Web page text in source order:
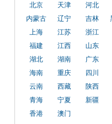
北京
天津 河北
内蒙古
辽宁 吉林
上海
江苏 浙江
福建
江西 山东
湖北
湖南 广东
海南
重庆 四川
云南
西藏 陕西
青海
宁夏 新疆
香港
澳门